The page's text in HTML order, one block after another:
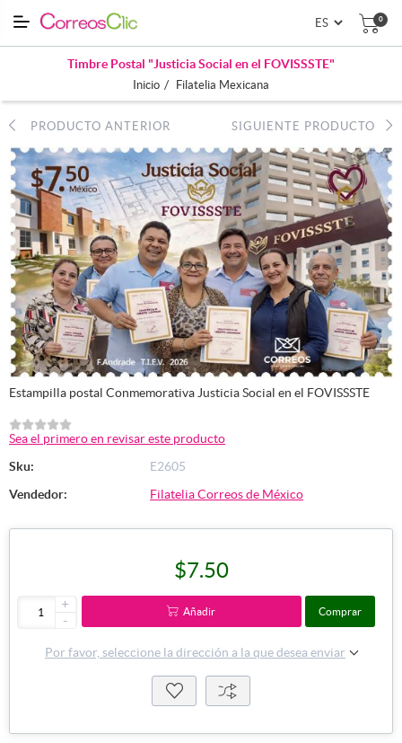
0
Timbre Postal "Justicia Social en el FOVISSSTE"
Inicio / Filatelia Mexicana
PRODUCTO ANTERIOR SIGUIENTE PRODUCTO
Estampilla postal Conmemorativa Justicia Social en el FOVISSSTE
Sea el primero en revisar este producto
Sku:
E2605
Vendedor:
Filatelia Correos de México
$7.50
+
-
Añadir Comprar
Por favor, seleccione la dirección a la que desea enviar